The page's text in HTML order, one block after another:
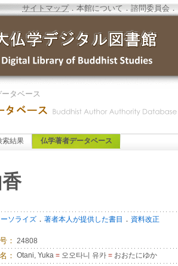
サイトマップ．本館について ．諮問委員会 ．
タベース
索結果 仏学著者データベース
ソライズ ． 著者本人が提供した書目 ． 資料改正
： 24808
： Otani, Yuka = 오오타니 유카 = おおたにゆか